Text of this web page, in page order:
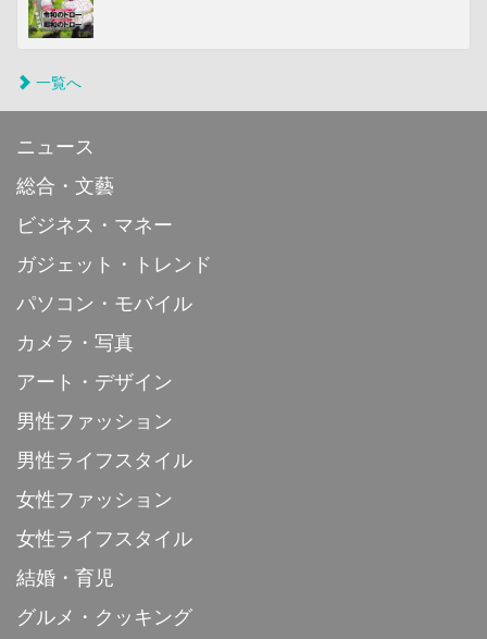
一覧へ
ニュース
総合・文藝
ビジネス・マネー
ガジェット・トレンド
パソコン・モバイル
カメラ・写真
アート・デザイン
男性ファッション
男性ライフスタイル
女性ファッション
女性ライフスタイル
結婚・育児
グルメ・クッキング